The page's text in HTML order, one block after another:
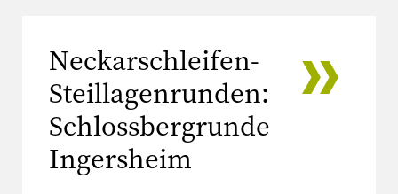
Neckarschleifen-
Steillagenrunden:
Schlossbergrunde
Ingersheim